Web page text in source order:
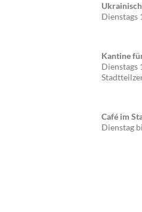
Dienstags
Kantine
Dienstags
Café im
Dienstag